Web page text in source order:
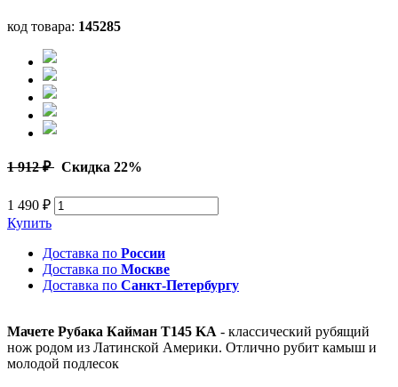
код товара: 145285
1 912 ₽ Скидка 22%
1 490 ₽
Купить
Доставка по России
Доставка по Москве
Доставка по Санкт-Петербургу
Мачете Рубака Кайман T145 KA - классический рубящий
нож родом из Латинской Америки. Отлично рубит камыш и
молодой подлесок